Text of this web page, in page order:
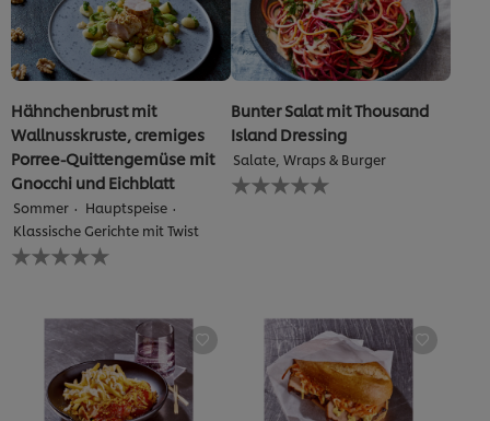
Hähnchenbrust mit
Wallnusskruste, cremiges
Porree-Quittengemüse mit
Gnocchi und Eichblatt
Sommer
Hauptspeise
Klassische Gerichte mit Twist
Keine
Bewertungen
recipe
abgegeben
Bunter Salat mit Thousand
Island Dressing
Salate, Wraps & Burger
Keine
Bewertungen